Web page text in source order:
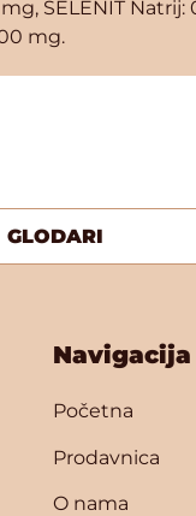
SELENIT
mg.
GLODARI
Navigacija
Početna
Prodavnica
O nama